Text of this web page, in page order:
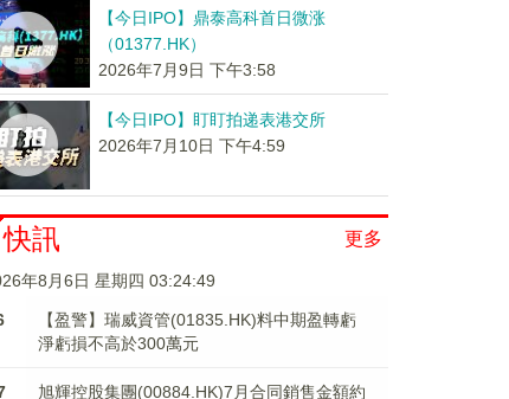
【今日IPO】鼎泰高科首日微涨
（01377.HK）
2026年7月9日 下午3:58
【今日IPO】盯盯拍递表港交所
2026年7月10日 下午4:59
更多
快訊
年8月6日 星期四 03:24:49
【盈警】瑞威資管(01835.HK)料中期盈轉虧
淨虧損不高於300萬元
旭輝控股集團(00884.HK)7月合同銷售金額約